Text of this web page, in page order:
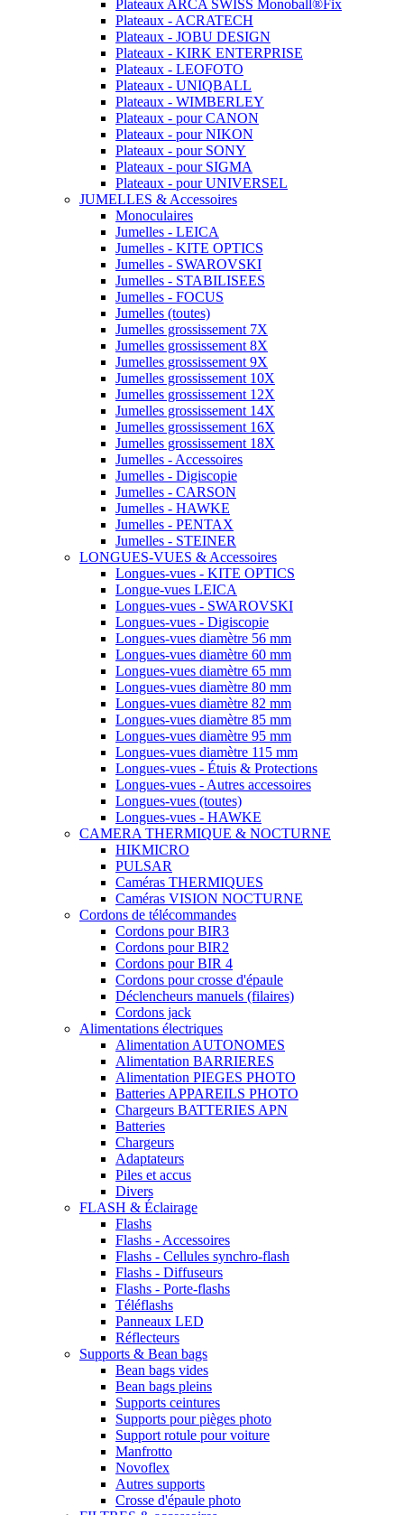
Plateaux ARCA SWISS Monoball®Fix
Plateaux - ACRATECH
Plateaux - JOBU DESIGN
Plateaux - KIRK ENTERPRISE
Plateaux - LEOFOTO
Plateaux - UNIQBALL
Plateaux - WIMBERLEY
Plateaux - pour CANON
Plateaux - pour NIKON
Plateaux - pour SONY
Plateaux - pour SIGMA
Plateaux - pour UNIVERSEL
JUMELLES & Accessoires
Monoculaires
Jumelles - LEICA
Jumelles - KITE OPTICS
Jumelles - SWAROVSKI
Jumelles - STABILISEES
Jumelles - FOCUS
Jumelles (toutes)
Jumelles grossissement 7X
Jumelles grossissement 8X
Jumelles grossissement 9X
Jumelles grossissement 10X
Jumelles grossissement 12X
Jumelles grossissement 14X
Jumelles grossissement 16X
Jumelles grossissement 18X
Jumelles - Accessoires
Jumelles - Digiscopie
Jumelles - CARSON
Jumelles - HAWKE
Jumelles - PENTAX
Jumelles - STEINER
LONGUES-VUES & Accessoires
Longues-vues - KITE OPTICS
Longue-vues LEICA
Longues-vues - SWAROVSKI
Longues-vues - Digiscopie
Longues-vues diamètre 56 mm
Longues-vues diamètre 60 mm
Longues-vues diamètre 65 mm
Longues-vues diamètre 80 mm
Longues-vues diamètre 82 mm
Longues-vues diamètre 85 mm
Longues-vues diamètre 95 mm
Longues-vues diamètre 115 mm
Longues-vues - Étuis & Protections
Longues-vues - Autres accessoires
Longues-vues (toutes)
Longues-vues - HAWKE
CAMERA THERMIQUE & NOCTURNE
HIKMICRO
PULSAR
Caméras THERMIQUES
Caméras VISION NOCTURNE
Cordons de télécommandes
Cordons pour BIR3
Cordons pour BIR2
Cordons pour BIR 4
Cordons pour crosse d'épaule
Déclencheurs manuels (filaires)
Cordons jack
Alimentations électriques
Alimentation AUTONOMES
Alimentation BARRIERES
Alimentation PIEGES PHOTO
Batteries APPAREILS PHOTO
Chargeurs BATTERIES APN
Batteries
Chargeurs
Adaptateurs
Piles et accus
Divers
FLASH & Éclairage
Flashs
Flashs - Accessoires
Flashs - Cellules synchro-flash
Flashs - Diffuseurs
Flashs - Porte-flashs
Téléflashs
Panneaux LED
Réflecteurs
Supports & Bean bags
Bean bags vides
Bean bags pleins
Supports ceintures
Supports pour pièges photo
Support rotule pour voiture
Manfrotto
Novoflex
Autres supports
Crosse d'épaule photo